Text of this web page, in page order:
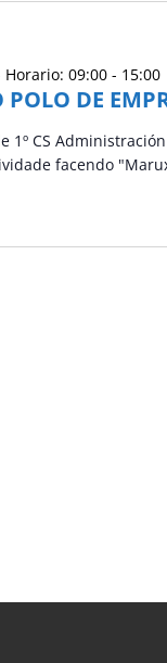
POLO DE
Horario: 09:00- 15:00
1º CS
facendo